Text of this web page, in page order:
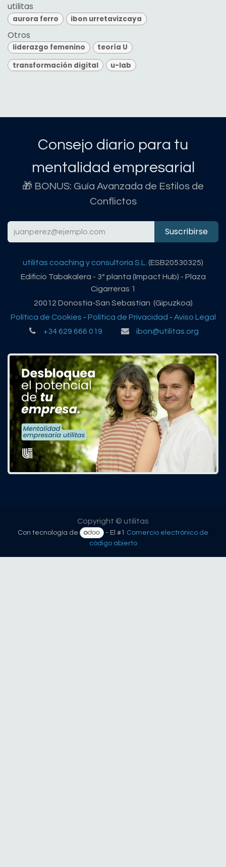
utilitas
aurora ferro ibon urretavizcaya
Otros
liderazgo femenino
teoría U
transformación digital
u-lab
Consejo diario para tu
mentalidad empresarial
🎁 BONUS: Guía Avanzada de Estilos de
Conflictos
Suscribirse
utilitas coaching y consultoría S.L. (ESB20530325)
Edificio Tabakalera - 3º planta (Impact Hub) - Plaza
Cigarreras 1
20012 Donostia-San Sebastian (Gipuzkoa)
Política de Cookies - Política de Privacidad - Aviso Legal
+34 629 666 019
ibon@utilitas.org
Copyright © utilitas
Con tecnología de - El #1 Comercio electrónico de
código abierto